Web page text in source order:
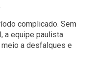
complicado. Sem
a equipe paulista
a desfalques e